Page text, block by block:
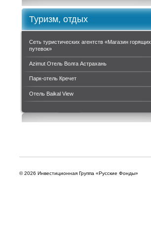
Туризм, отдых
Сеть туристических агентств «Магазин горящих
путевок»
Azimut Отель Волга Астрахань
Парк-отель Кречет
Отель Baikal View
© 2026 Инвестиционная Группа «Русские Фонды»